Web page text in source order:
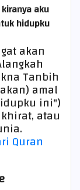
aku
hidupku
akan
Tanbih
amal
ini")
atau
Quran